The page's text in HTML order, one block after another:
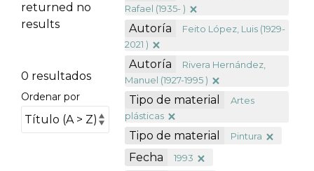
returned no
results
0 resultados
Ordenar por
Rafael (1935- )
Autoría
Feito López, Luis (1929-
2021 )
Autoría
Rivera Hernández,
Manuel (1927-1995 )
Tipo de material
Artes
plásticas
Tipo de material Pintura
Fecha 1993